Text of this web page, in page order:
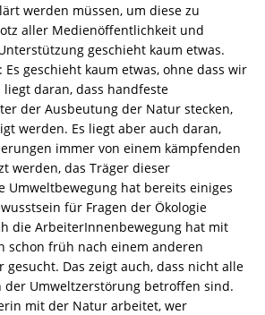
werden müssen, um diese zu
aller Medienöffentlichkeit und
geschieht kaum etwas.
Es geschieht kaum etwas, ohne dass wir
daran, dass handfeste
der Ausbeutung der Natur stecken,
werden. Es liegt aber auch daran,
immer von einem kämpfenden
werden, das Träger dieser
Umweltbewegung hat bereits einiges
für Fragen der Ökologie
die ArbeiterInnenbewegung hat mit
schon früh nach einem anderen
Das zeigt auch, dass nicht alle
der Umweltzerstörung betroffen sind.
mit der Natur arbeitet, wer